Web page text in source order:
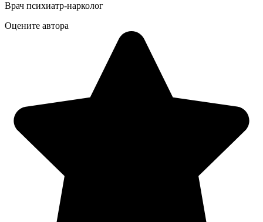
Врач психиатр-нарколог
Оцените автора